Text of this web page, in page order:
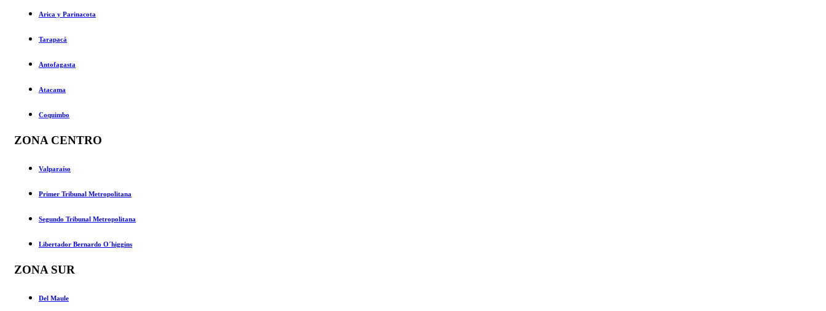
Arica y Parinacota
Tarapacá
Antofagasta
Atacama
Coquimbo
ZONA CENTRO
Valparaíso
Primer Tribunal Metropolitana
Segundo Tribunal Metropolitana
Libertador Bernardo O´higgins
ZONA SUR
Del Maule